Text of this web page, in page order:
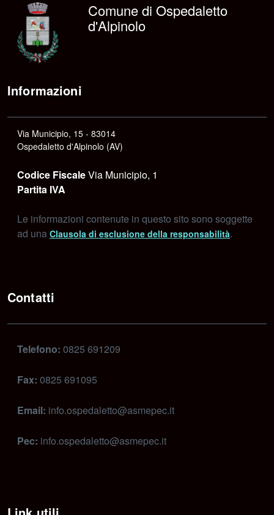
Comune di Ospedaletto
d'Alpinolo
Informazioni
Via Municipio, 15 - 83014
Ospedaletto d'Alpinolo (AV)
Codice FiscaleVia Municipio, 1
Partita IVA
Le informazioni contenute in questo sito sono soggette
ad una Clausola di esclusione della responsabilità.
Contatti
Telefono: 0825 691209
Fax: 0825 691095
Email: info.ospedaletto@asmepec.it
Pec: info.ospedaletto@asmepec.it